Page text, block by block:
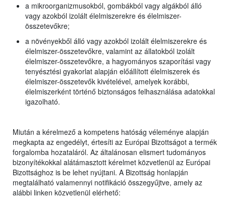
a mikroorganizmusokból, gombákból vagy algákból álló
vagy azokból izolált élelmiszerekre és élelmiszer-
összetevőkre;
a növényekből álló vagy azokból izolált élelmiszerekre és
élelmiszer-összetevőkre, valamint az állatokból izolált
élelmiszer-összetevőkre, a hagyományos szaporítási vagy
tenyésztési gyakorlat alapján előállított élelmiszerek és
élelmiszer-összetevők kivételével, amelyek korábbi,
élelmiszerként történő biztonságos felhasználása adatokkal
igazolható.
Miután a kérelmező a kompetens hatóság véleménye alapján
megkapta az engedélyt, értesíti az Európai Bizottságot a termék
forgalomba hozataláról. Az általánosan elismert tudományos
bizonyítékokkal alátámasztott kérelmet közvetlenül az Európai
Bizottsághoz is be lehet nyújtani. A Bizottság honlapján
megtalálható valamennyi notifikáció összegyűjtve, amely az
alábbi linken közvetlenül elérhető: